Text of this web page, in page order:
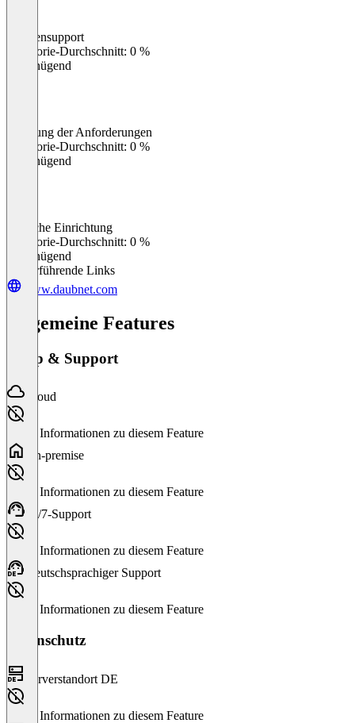
Kundensupport
Kategorie-Durchschnitt: 0 %
Ungenügend
Erfüllung der Anforderungen
Kategorie-Durchschnitt: 0 %
Ungenügend
Einfache Einrichtung
Kategorie-Durchschnitt: 0 %
Ungenügend
Weiterführende Links
www.daubnet.com
Allgemeine Features
Setup & Support
Cloud
Keine Informationen zu diesem Feature
On-premise
Keine Informationen zu diesem Feature
24/7-Support
Keine Informationen zu diesem Feature
Deutschsprachiger Support
Keine Informationen zu diesem Feature
Datenschutz
Serverstandort DE
Keine Informationen zu diesem Feature